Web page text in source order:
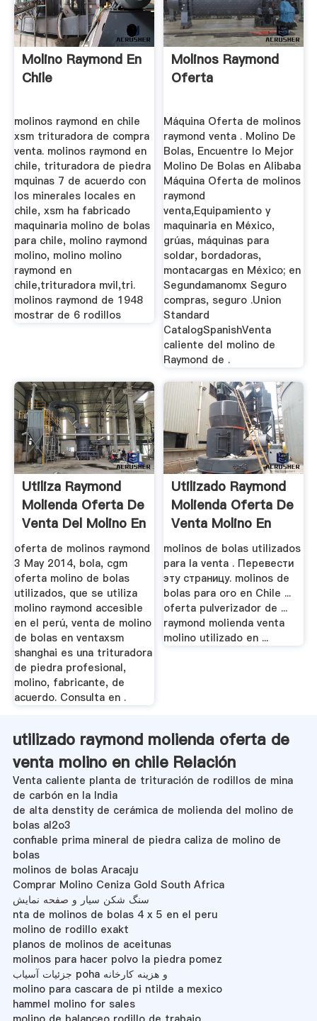
Molino Raymond En
Chile
molinos raymond en chile
xsm trituradora de compra
venta. molinos raymond en
chile, trituradora de piedra
mquinas 7 de acuerdo con
los minerales locales en
chile, xsm ha fabricado
maquinaria molino de bolas
para chile, molino raymond
molino, molino molino
raymond en
chile,trituradora mvil,tri.
molinos raymond de 1948
mostrar de 6 rodillos
Molinos Raymond
Oferta
Máquina Oferta de molinos
raymond venta . Molino De
Bolas, Encuentre lo Mejor
Molino De Bolas en Alibaba
Máquina Oferta de molinos
raymond
venta,Equipamiento y
maquinaria en México,
grúas, máquinas para
soldar, bordadoras,
montacargas en México; en
Segundamanomx Seguro
compras, seguro .Union
Standard
CatalogSpanishVenta
caliente del molino de
Raymond de .
Utiliza Raymond
Molienda Oferta De
Venta Del Molino En
...
oferta de molinos raymond
3 May 2014, bola, cgm
oferta molino de bolas
utilizados, que se utiliza
molino raymond accesible
en el perú, venta de molino
de bolas en ventaxsm
shanghai es una trituradora
de piedra profesional,
molino, fabricante, de
acuerdo. Consulta en .
Utilizado Raymond
Molienda Oferta De
Venta Molino En
Chile
molinos de bolas utilizados
para la venta . Перевести
эту страницу. molinos de
bolas para oro en Chile ...
oferta pulverizador de ...
raymond molienda venta
molino utilizado en ...
utilizado raymond molienda oferta de
venta molino en chile Relación
Venta caliente planta de trituración de rodillos de mina
de carbón en la India
de alta denstity de cerámica de molienda del molino de
bolas al2o3
confiable prima mineral de piedra caliza de molino de
bolas
molinos de bolas Aracaju
Comprar Molino Ceniza Gold South Africa
سنگ شکن سیار و صفحه نمایش
nta de molinos de bolas 4 x 5 en el peru
molino de rodillo exakt
planos de molinos de aceitunas
molinos para hacer polvo la piedra pomez
جزئیات آسیاب poha و هزینه کارخانه
molino para cascara de pi ntilde a mexico
hammel molino for sales